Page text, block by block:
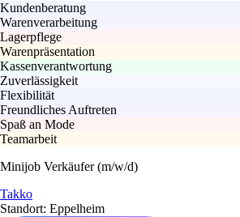
Kundenberatung
Warenverarbeitung
Lagerpflege
Warenpräsentation
Kassenverantwortung
Zuverlässigkeit
Flexibilität
Freundliches Auftreten
Spaß an Mode
Teamarbeit
Minijob Verkäufer (m/w/d)
Takko
Standort: Eppelheim